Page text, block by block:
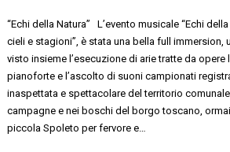
“Echi della Natura” L’evento musicale “Echi
cieli e stagioni”, è stata una bella full immersion,
visto insieme l’esecuzione di arie tratte da
pianoforte e l’ascolto di suoni campionati
inaspettata e spettacolare del territorio
campagne e nei boschi del borgo toscano,
piccola Spoleto per fervore e…